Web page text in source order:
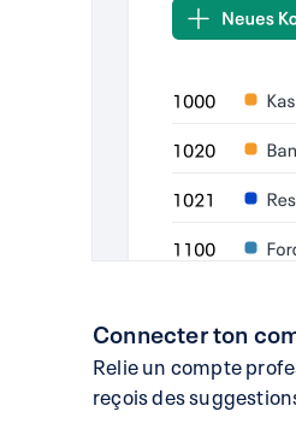
Connecter ton
Relie un compte
reçois des